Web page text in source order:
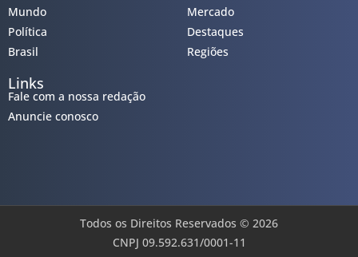
Mundo
Política
Brasil
Mercado
Destaques
Regiões
Links
Fale com a nossa redação
Anuncie conosco
Todos os Direitos Reservados © 2026
CNPJ 09.592.631/0001-11